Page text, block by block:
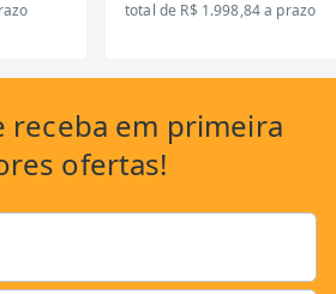
total de R$ 1.998,84 a prazo
receba em primeira
ofertas!